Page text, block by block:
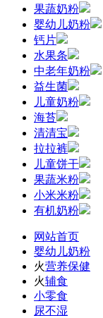
果蔬奶粉
婴幼儿奶粉
钙片
水果条
中老年奶粉
益生菌
儿童奶粉
海苔
清清宝
拉拉裤
儿童饼干
果蔬米粉
小米米粉
有机奶粉
网站首页
婴幼儿奶粉
火营养保健
火辅食
小零食
尿不湿